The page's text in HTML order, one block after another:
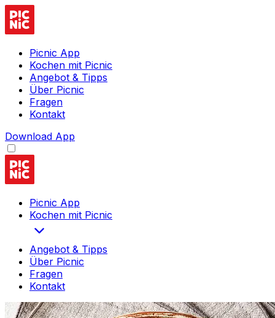
Picnic App
Kochen mit Picnic
Angebot & Tipps
Über Picnic
Fragen
Kontakt
Download App
Picnic App
Kochen mit Picnic
Angebot & Tipps
Über Picnic
Fragen
Kontakt